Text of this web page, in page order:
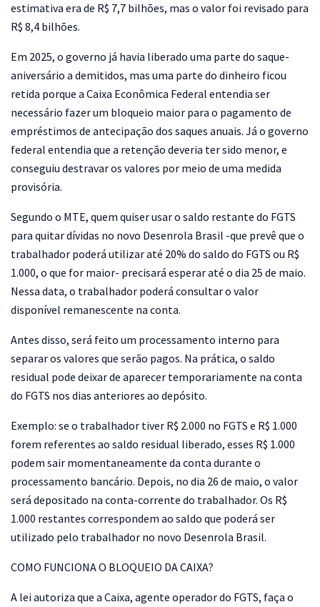
estimativa era de R$ 7,7 bilhões, mas o valor foi revisado para
R$ 8,4 bilhões.
Em 2025, o governo já havia liberado uma parte do saque-
aniversário a demitidos, mas uma parte do dinheiro ficou
retida porque a Caixa Econômica Federal entendia ser
necessário fazer um bloqueio maior para o pagamento de
empréstimos de antecipação dos saques anuais. Já o governo
federal entendia que a retenção deveria ter sido menor, e
conseguiu destravar os valores por meio de uma medida
provisória.
Segundo o MTE, quem quiser usar o saldo restante do FGTS
para quitar dívidas no novo Desenrola Brasil -que prevê que o
trabalhador poderá utilizar até 20% do saldo do FGTS ou R$
1.000, o que for maior- precisará esperar até o dia 25 de maio.
Nessa data, o trabalhador poderá consultar o valor
disponível remanescente na conta.
Antes disso, será feito um processamento interno para
separar os valores que serão pagos. Na prática, o saldo
residual pode deixar de aparecer temporariamente na conta
do FGTS nos dias anteriores ao depósito.
Exemplo: se o trabalhador tiver R$ 2.000 no FGTS e R$ 1.000
forem referentes ao saldo residual liberado, esses R$ 1.000
podem sair momentaneamente da conta durante o
processamento bancário. Depois, no dia 26 de maio, o valor
será depositado na conta-corrente do trabalhador. Os R$
1.000 restantes correspondem ao saldo que poderá ser
utilizado pelo trabalhador no novo Desenrola Brasil.
COMO FUNCIONA O BLOQUEIO DA CAIXA?
A lei autoriza que a Caixa, agente operador do FGTS, faça o